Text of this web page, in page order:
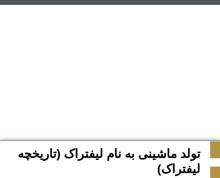
تولد ماشینی به نام لیفتراک (تاریخچه
لیفتراک)